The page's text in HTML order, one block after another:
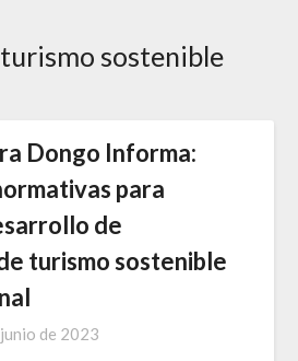
turismo sostenible
Dongo Informa:
para
de
turismo sostenible
de 2023